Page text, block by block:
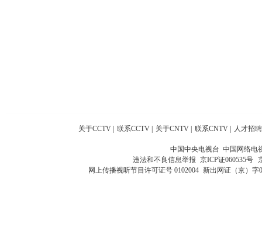
关于CCTV 联系CCTV 关于CNTV 联系CNTV 人才招聘
中国中央电视台 中国网络电
违法和不良信息举报 京ICP证060535号
网上传播视听节目许可证号 0102004 新出网证（京）